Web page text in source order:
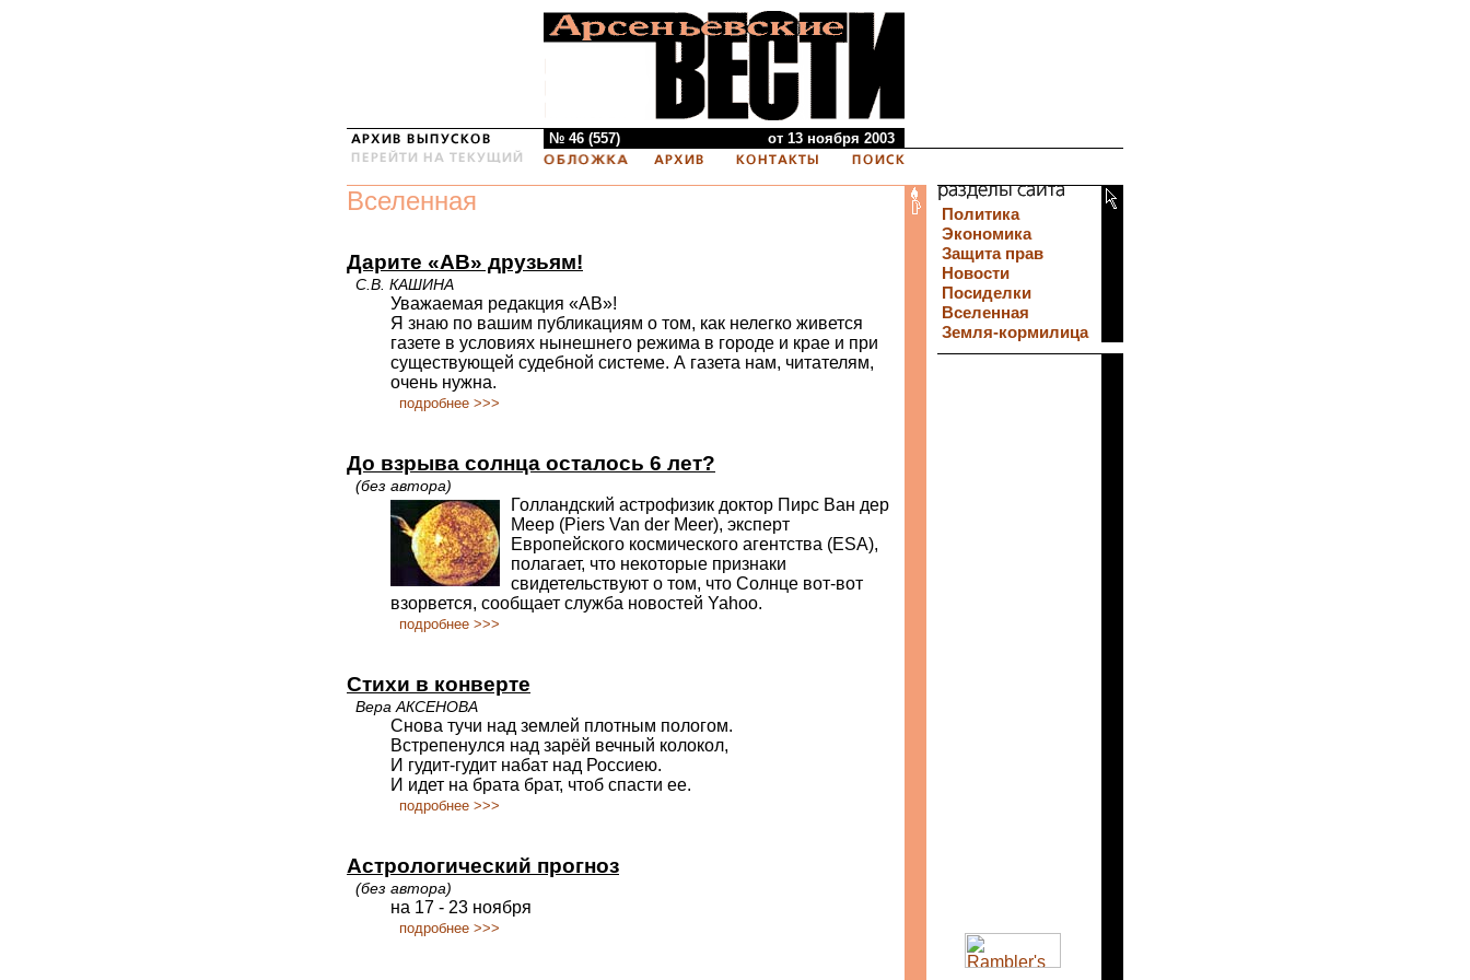
№ 46 (557) от 13 ноября 2003
Вселенная
Дарите «АВ» друзьям!
С.В. КАШИНА
Уважаемая редакция «АВ»!
Я знаю по вашим публикациям о том, как нелегко живется
газете в условиях нынешнего режима в городе и крае и при
существующей судебной системе. А газета нам, читателям,
очень нужна.
подробнее >>>
До взрыва солнца осталось 6 лет?
(без автора)
Голландский астрофизик доктор Пирс Ван дер
Меер (Piers Van der Meer), эксперт
Европейского космического агентства (ESA),
полагает, что некоторые признаки
свидетельствуют о том, что Солнце вот-вот
взорвется, сообщает служба новостей Yahoo.
подробнее >>>
Стихи в конверте
Вера АКСЕНОВА
Снова тучи над землей плотным пологом.
Встрепенулся над зарёй вечный колокол,
И гудит-гудит набат над Россиею.
И идет на брата брат, чтоб спасти ее.
подробнее >>>
Астрологический прогноз
(без автора)
на 17 - 23 ноября
подробнее >>>
Политика
Экономика
Защита прав
Новости
Посиделки
Вселенная
Земля-кормилица